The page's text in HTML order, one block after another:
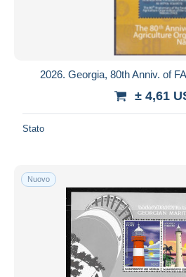
2026. Georgia, 80th Anniv. of
± 4,61
Stato
Nuovo